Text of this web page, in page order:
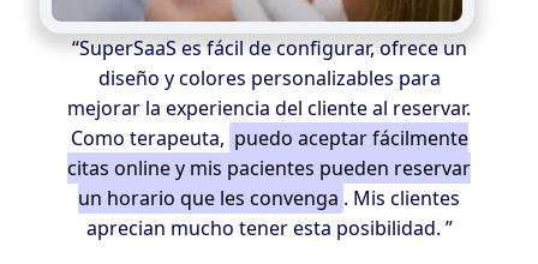
“SuperSaaS es fácil de configurar, ofrece un
diseño y colores personalizables para
mejorar la experiencia del cliente al reservar.
Como terapeuta, puedo aceptar fácilmente
citas online y mis pacientes pueden reservar
un horario que les convenga . Mis clientes
aprecian mucho tener esta posibilidad. ”